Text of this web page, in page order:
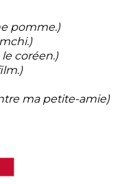
pomme.)
coréen.)
ma petite-amie)